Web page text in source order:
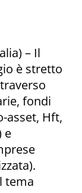
– Il
è stretto
fondi
asset, Hft,
e
tema